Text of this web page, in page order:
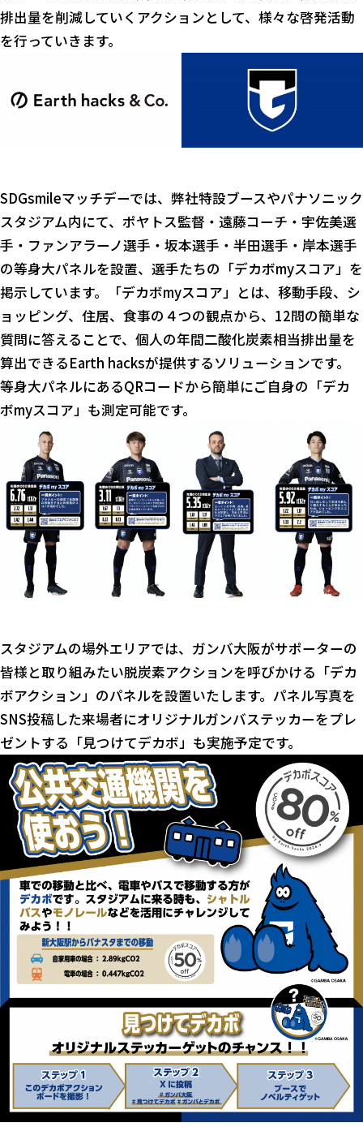
排出量を削減していくアクションとして、様々な啓発活動
を行っていきます。
SDGsmileマッチデーでは、弊社特設ブースやパナソニック
スタジアム内にて、ポヤトス監督・遠藤コーチ・宇佐美選
手・ファンアラーノ選手・坂本選手・半田選手・岸本選手
の等身大パネルを設置、選手たちの「デカボmyスコア」を
掲示しています。「デカボmyスコア」とは、移動手段、シ
ョッピング、住居、食事の４つの観点から、12問の簡単な
質問に答えることで、個人の年間二酸化炭素相当排出量を
算出できるEarth hacksが提供するソリューションです。
等身大パネルにあるQRコードから簡単にご自身の「デカ
ボmyスコア」も測定可能です。
スタジアムの場外エリアでは、ガンバ大阪がサポーターの
皆様と取り組みたい脱炭素アクションを呼びかける「デカ
ボアクション」のパネルを設置いたします。パネル写真を
SNS投稿した来場者にオリジナルガンバステッカーをプレ
ゼントする「見つけてデカボ」も実施予定です。